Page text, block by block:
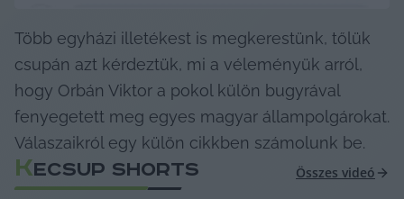
Több egyházi illetékest is megkerestünk, tőlük
csupán azt kérdeztük, mi a véleményük arról,
hogy Orbán Viktor a pokol külön bugyrával
fenyegetett meg egyes magyar állampolgárokat.
Válaszaikról egy külön cikkben számolunk be.
KECSUP SHORTS Összes videó